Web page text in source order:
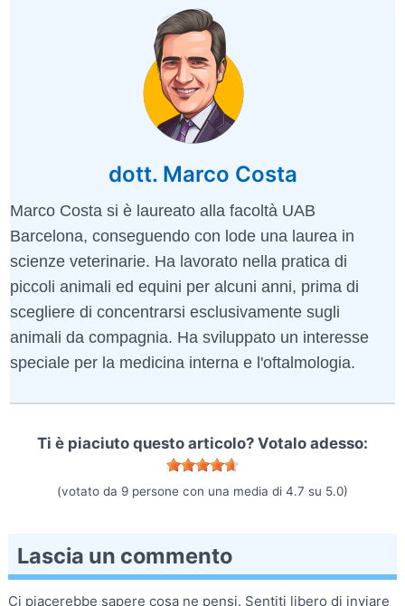
dott. Marco Costa
Marco Costa si è laureato alla facoltà UAB
Barcelona, conseguendo con lode una laurea in
scienze veterinarie. Ha lavorato nella pratica di
piccoli animali ed equini per alcuni anni, prima di
scegliere di concentrarsi esclusivamente sugli
animali da compagnia. Ha sviluppato un interesse
speciale per la medicina interna e l'oftalmologia.
Ti è piaciuto questo articolo? Votalo adesso:
(votato da 9 persone con una media di 4.7 su 5.0)
Lascia un commento
Ci piacerebbe sapere cosa ne pensi. Sentiti libero di inviare